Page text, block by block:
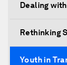
Dealing
Rethinking
Youth in